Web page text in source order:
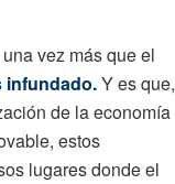
vez más que el
infundado.Y es que,
de la economía
estos
lugares donde el